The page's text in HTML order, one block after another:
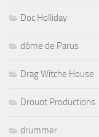
Doc Holliday
dôme de Parus
Drag Witche House
Drouot Productions
drummer